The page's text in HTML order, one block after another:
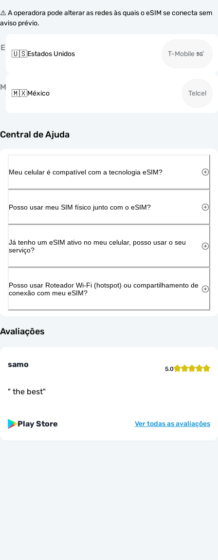
⚠️ A operadora pode alterar as redes às quais o eSIM se conecta sem
aviso prévio.
E
🇺🇸Estados Unidos T-Mobile
M
🇲🇽México Telcel
Central de Ajuda
Meu celular é compatível com a tecnologia eSIM?
Posso usar meu SIM físico junto com o eSIM?
Já tenho um eSIM ativo no meu celular, posso usar o seu
serviço?
Posso usar Roteador Wi-Fi (hotspot) ou compartilhamento de
conexão com meu eSIM?
Avaliações
samo 5.0
" the best"
Play Store Ver todas as avaliações